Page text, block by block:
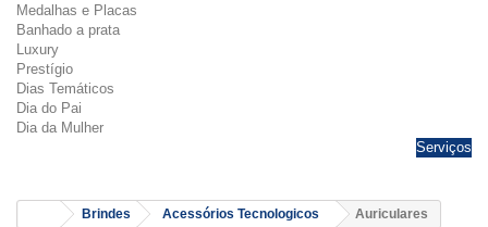
Medalhas e Placas
Banhado a prata
Luxury
Prestígio
Dias Temáticos
Dia do Pai
Dia da Mulher
Serviços
Brindes Acessórios Tecnologicos Auriculares